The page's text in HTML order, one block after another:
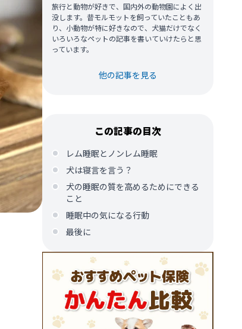
旅行と動物が好きで、国内外の動物園によく出
没します。昔モルモットを飼っていたこともあ
り、小動物が特に好きなので、犬猫だけでなく
いろいろなペットの記事を書いていけたらと思
っています。
他の記事を見る
この記事の目次
レム睡眠とノンレム睡眠
犬は寝言を言う？
犬の睡眠の質を高めるためにできる
こと
睡眠中の気になる行動
最後に